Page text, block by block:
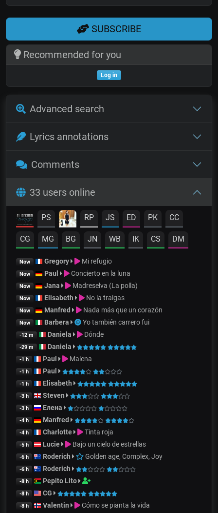
SUBSCRIBE
Recommended for you
Log in
Advanced search
Lyrics annotations
Comments
33 users online
PS RP JS ED PK CC
CG MG BG JN WB IK CS DM
Now Gregory Mi refugio
Now Paul Concierto en la luna
Now Jana Madreselva (La polla)
Now Elisabeth No la traigas
Now Manfred Nada más que un corazón
Now Barbera Yo también carrero fui
-12 m Daniela Dónde
-29 m Daniela
-1 h Paul Malena
-1 h Paul
-1 h Elisabeth
-3 h Steven
-3 h Елена
-4 h Manfred
-4 h Charlotte Tinta roja
-5 h Lucie Bajo un cielo de estrellas
-6 h Roderich Golden age, Complex, Joy
-6 h Roderich
-8 h Pepito Lito
-8 h CG
-8 h Valentin Cómo se pianta la vida